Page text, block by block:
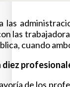
las
las
cuando
diez
de los